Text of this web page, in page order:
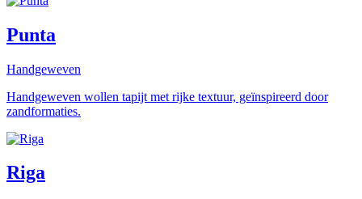
Punta
Handgeweven
Handgeweven wollen tapijt met rijke textuur, geïnspireerd door
zandformaties.
Riga